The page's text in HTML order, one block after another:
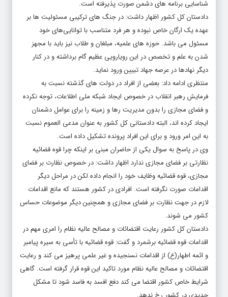
دادستان کل کشور اظهار داشت: در جنگ های ترکیبی مسئولیت ها بر
عهده یک ارگان خاص نبوده و هر فرد متناسب با توانایی‌های خود
مسئول می باشد. حوزه های علمیه، مبلغان و طلاب نیز باید با مجهز
شدن به علم و تخصص در این رویارویی عظیم گام برداشته و در کنار
دیگر نهادها در عرصه جهاد تبیین ورود نماید.
منتظری ادامه داد: بعضی از افراد در دولت های گذشته نسبت به
فرمایش رهبر انقلاب در خصوص ایجاد شبکه ملی اطلاعات، توجه نکرده
و فضای مجازی را بدون مدیریت رها و زمینه را برای عوامل دشمنان
ایجاد کرده اند، البته دادستانی کل کشور به عنوان مدعی العموم نسبت
به این امر ورود و برای این افراد پرونده تشکیل داده است.
وی در پاسخ به سوال یکی از حاضران مبنی بر اینکه چرا قوه قضائیه
نظارتی بر فضای مجازی ندارد اظهار داشت: در خصوص نظارت بر فضای
مجازی، قوه قضائیه وظایف خود را انجام داده لکن در مراحل دیگر
اقدامات صورت نگرفته است. افرادی در کشور هستند که مانع اقدامات
لازم در جهت نظارت بر فضای مجازی و همچنین دیگر موضوعات حساس
کشور می شوند.
دادستان کل کشور رعایت اقتضائات و مصالح عالیه نظام را امری مهم در
اقدامات قوه قضائیه برشمرد و گفت: قوه قضائیه با تأسی به سیره پیامبر
و ائمه اطهار(ع) از اقدامات نسنجیده و غیر علمی پرهیز می کند و رعایت
اقتضائات و مصالح عالیه نظام مورد تاکید این قوه قرار گرفته است. گاهی
شرایط خاص کشور اقتضا می کند دفع افسد به فاسد شود تا مشکل
جدیدی در کشور رخ ندهد.